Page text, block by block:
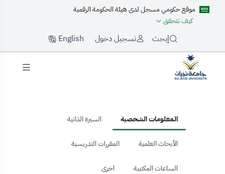
موقع حكومي مسجل لدى هيئة الحكومة الرقمية
كيف تتحقق
إبحث تسجيل دخول English
المعلومات الشخصية السيرة الذاتية
الأبحاث العلمية المقررات التدريسية
الساعات المكتبية اخرى